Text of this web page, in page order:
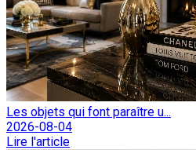
Les objets qui font paraître u...
2026-08-04
Lire l'article